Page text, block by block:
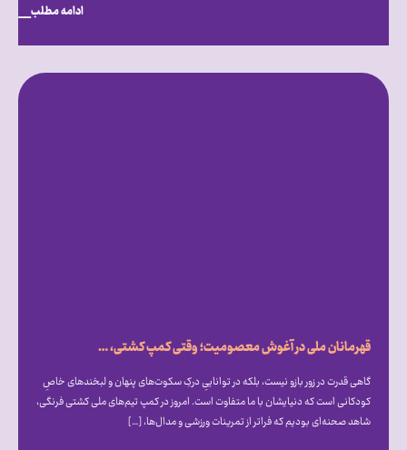
ادامه مطلب
قهرمانان ملی در آغوش معصومیت؛ وقتی کمپ کشتی، میزبان دنیای متفاوت اتیسم شد
گاهی قدرت در زور بازو نیست، بلکه در تواناییِ درکِ سکوت‌های پنهان و لبخندهای خاصِ
کودکانی است که دنیایشان با ما متفاوت است. امروز در کمپ تیم‌های ملی کشتی فرنگی،
شاهد صحنه‌ای بودیم که فراتر از تمرینات ورزشی و مدال‌ها، […]